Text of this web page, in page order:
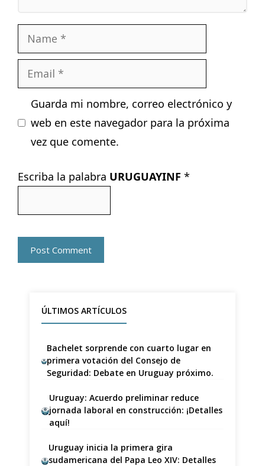
Name
Email
Guarda mi nombre, correo electrónico y
web en este navegador para la próxima
vez que comente.
Escriba la palabra URUGUAYINF *
ÚLTIMOS ARTÍCULOS
Bachelet sorprende con cuarto lugar en
primera votación del Consejo de
Seguridad: Debate en Uruguay próximo.
Uruguay: Acuerdo preliminar reduce
jornada laboral en construcción: ¡Detalles
aquí!
Uruguay inicia la primera gira
sudamericana del Papa Leo XIV: Detalles